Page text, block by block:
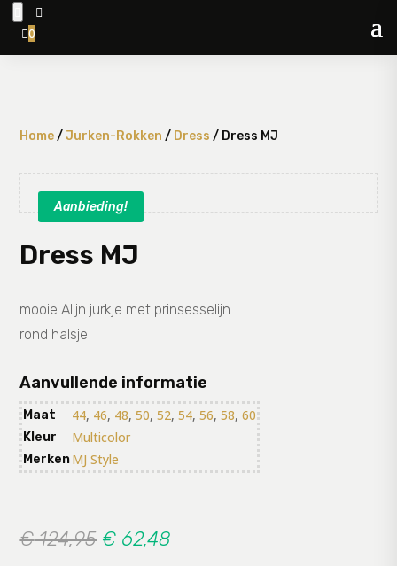

0
Home/Jurken-Rokken / Dress / Dress MJ
Aanbieding!
Dress MJ
mooie Alijn jurkje met prinsesselijn
rond halsje
Aanvullende informatie
Maat 44, 46, 48,50,52,54,56,58,60
Kleur Multicolor
MerkenMJ Style
€124,95 Oorspronkelijke
€ 62,48